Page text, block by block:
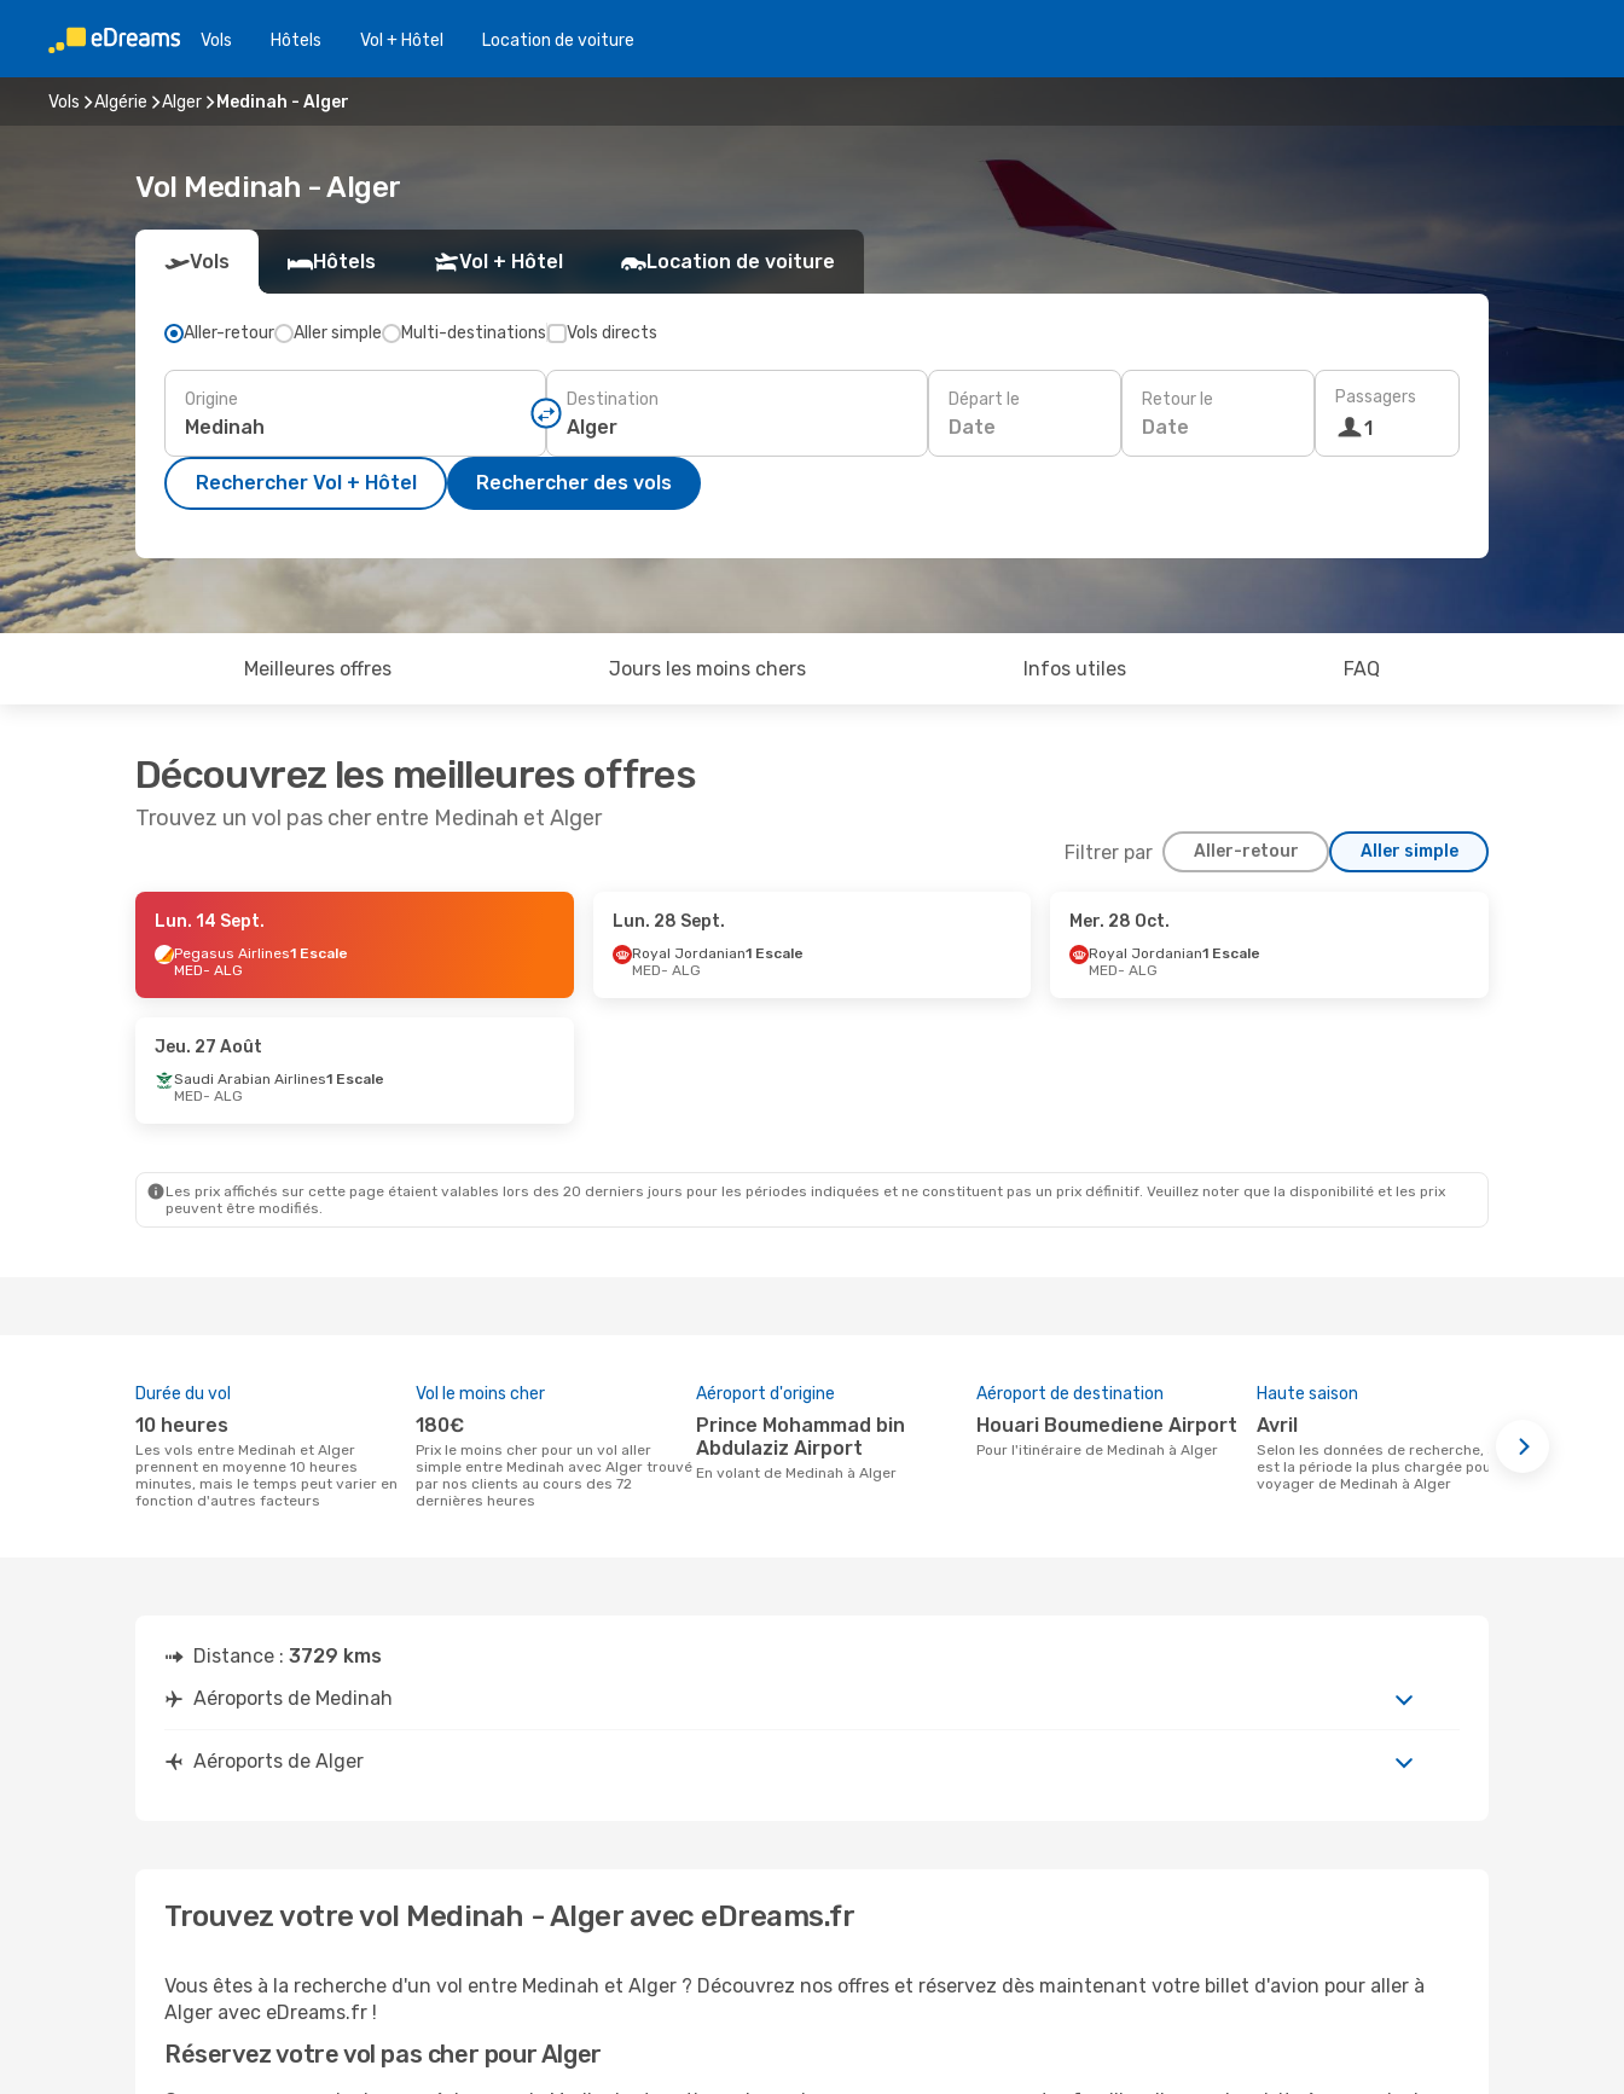
Vols Hôtels Vol + Hôtel Location de voiture
Vols Algérie Alger Medinah - Alger
Vol Medinah - Alger
Vols Hôtels Vol + Hôtel Location de voiture
Aller-retour Aller simple Multi-destinations Vols directs
Origine Destination Départ le
Date
Retour le
Date
Passagers
1
Rechercher Vol + Hôtel Rechercher des vols
Meilleures offres Jours les moins chers Infos utiles FAQ
Découvrez les meilleures offres
Trouvez un vol pas cher entre Medinah et Alger
Filtrer par Aller-retour Aller simple
- Jeu. 8 Oct.
1 Escale
- Ven. 25 Sept.
1 Escale
Lun. 14 Sept.
Pegasus Airlines1 Escale
MED- ALG
Lun. 28 Sept.
Royal Jordanian1 Escale
MED- ALG
Mer. 28 Oct.
Royal Jordanian1 Escale
MED- ALG
Jeu. 27 Août
Saudi Arabian Airlines1 Escale
MED- ALG
Les prix affichés sur cette page étaient valables lors des 20 derniers jours pour les périodes indiquées et ne constituent pas un prix définitif. Veuillez noter que la disponibilité et les prix
peuvent être modifiés.
Durée du vol
10 heures
Les vols entre Medinah et Alger
prennent en moyenne 10 heures
minutes, mais le temps peut varier en
fonction d'autres facteurs
Vol le moins cher
180€
Prix le moins cher pour un vol aller
simple entre Medinah avec Alger trouvé
par nos clients au cours des 72
dernières heures
Aéroport d'origine
Prince Mohammad bin
Abdulaziz Airport
En volant de Medinah à Alger
Aéroport de destination
Houari Boumediene Airport
Pour l'itinéraire de Medinah à Alger
Haute saison
avril
Selon les données de recherche, avril
est la période la plus chargée pour
voyager de Medinah à Alger
Distance : 3729 kms
Aéroports de Medinah
Aéroports de Alger
Trouvez votre vol Medinah - Alger avec eDreams.fr
Vous êtes à la recherche d'un vol entre Medinah et Alger ? Découvrez nos offres et réservez dès maintenant votre billet d'avion pour aller à
Alger avec eDreams.fr !
Réservez votre vol pas cher pour Alger